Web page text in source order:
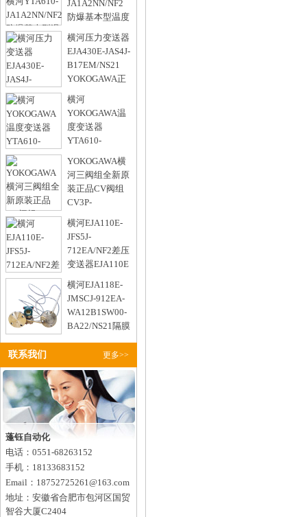
JA1A2NN/NF2
防爆基本型温度
变送器
型号：
横河压力变送器
EJA430E-JAS4J-
B17EM/NS21
YOKOGAWA正
品质保1年
型号：
横河
YOKOGAWA温
度变送器
YTA610-
JB1A2DN/NF2
0~100℃ PT100 3线制
型号：
YOKOGAWA横
河三阀组全新原
装正品CV阀组
CV3P-
0NF3LE/D1
型号：
横河EJA110E-
JFS5J-
712EA/NF2差压
变送器EJA110E
防爆
型号：
横河EJA118E-
JMSCJ-912EA-
WA12B1SW00-
BA22/NS21隔膜
型号：
更多>>
联系我们
蓬钰自动化
电话：0551-68263152
手机：18133683152
Email：18752725261@163.com
地址：安徽省合肥市包河区国贸
智谷大厦C2404